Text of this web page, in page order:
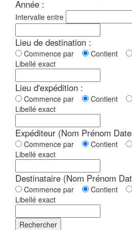
Année :
Intervalle entre
Lieu de destination :
Commence par Contient
Libellé exact
Lieu d'expédition :
Commence par Contient
Libellé exact
Expéditeur (Nom Prénom
Commence par Contient
Libellé exact
Destinataire (Nom Prénom
Commence par Contient
Libellé exact
Rechercher